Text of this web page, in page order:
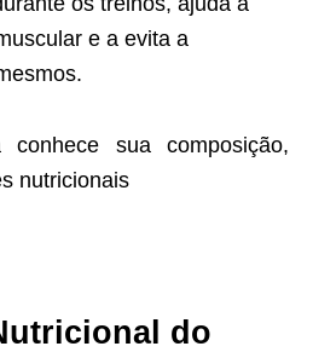
e a evita a
sua composição,
nutricionais
do